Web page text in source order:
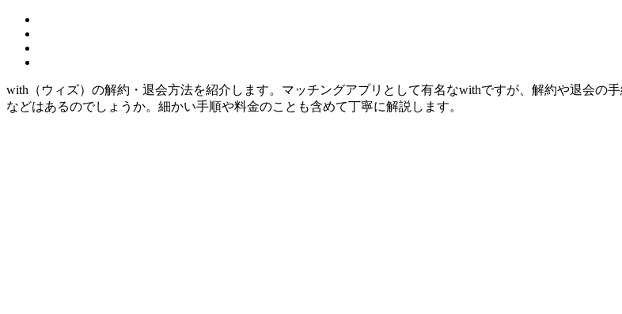
with（ウィズ）の解約・退会方法を紹介します。マッチングアプリとして有名なwithですが、解約や退会の
などはあるのでしょうか。細かい手順や料金のことも含めて丁寧に解説します。